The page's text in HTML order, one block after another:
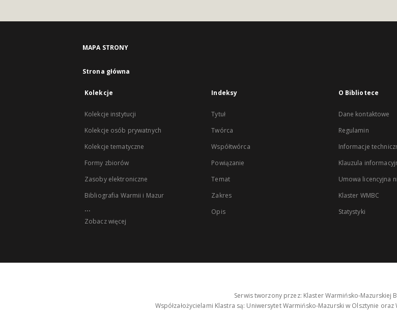
MAPA STRONY
Strona główna
Kolekcje
Kolekcje instytucji
Kolekcje osób prywatnych
Kolekcje tematyczne
Formy zbiorów
Zasoby elektroniczne
Bibliografia Warmii i Mazur
...
Zobacz więcej
Indeksy
Tytuł
Twórca
Współtwórca
Powiązanie
Temat
Zakres
Opis
O Bibliotece
Dane kontaktowe
Regulamin
Informacje
Klauzula
Umowa licencyjna
Klaster WMBC
Statystyki
Serwis tworzony przez: Klaster Warmińsko-Mazurskiej
Współzałożycielami Klastra są: Uniwersytet Warmińsko-Mazurski w Olsztynie